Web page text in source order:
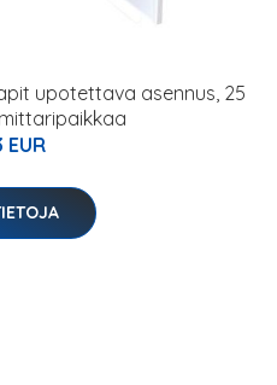
upotettava asennus, 25
mittaripaikkaa
EUR